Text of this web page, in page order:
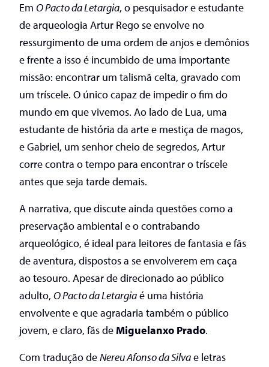
Em O Pacto da Letargia, o pesquisador e estudante
de arqueologia Artur Rego se envolve no
ressurgimento de uma ordem de anjos e demônios
e frente a isso é incumbido de uma importante
missão: encontrar um talismã celta, gravado com
um tríscele. O único capaz de impedir o fim do
mundo em que vivemos. Ao lado de Lua, uma
estudante de história da arte e mestiça de magos,
e Gabriel, um senhor cheio de segredos, Artur
corre contra o tempo para encontrar o tríscele
antes que seja tarde demais.
A narrativa, que discute ainda questões como a
preservação ambiental e o contrabando
arqueológico, é ideal para leitores de fantasia e fãs
de aventura, dispostos a se envolverem em caça
ao tesouro. Apesar de direcionado ao público
adulto, O Pacto da Letargiaé uma história
envolvente e que agradaria também o público
jovem, e claro, fãs de Miguelanxo Prado.
Com tradução deNereu Afonso da Silvae letras